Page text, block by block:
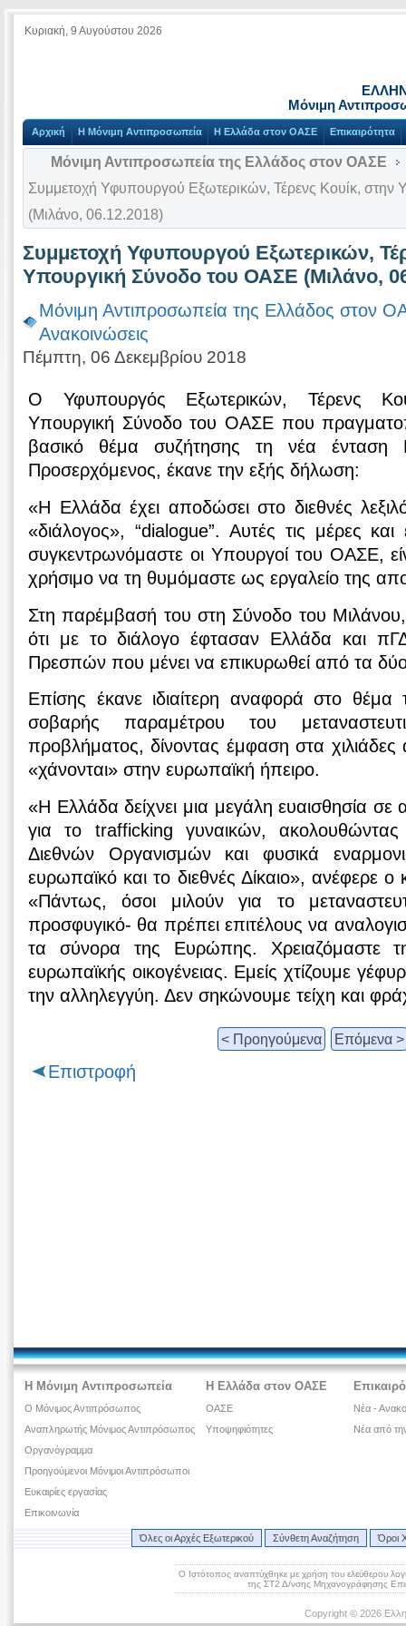
Κυριακή, 9 Αυγούστου 2026
Μόνιμη
Αρχική Η Μόνιμη Αντιπροσωπεία Η Ελλάδα στον ΟΑΣΕ Επικαιρότητα
Μόνιμη Αντιπροσωπεία της Ελλάδος στον ΟΑΣΕ
Συμμετοχή Υφυπουργού Εξωτερικών, Τέρενς Κουίκ,
(Μιλάνο, 06.12.2018)
Συμμετοχή Υφυπουργού Εξωτερικών,
Υπουργική Σύνοδο του ΟΑΣΕ (Μιλάνο,
Μόνιμη Αντιπροσωπεία της Ελλάδος στον
Ανακοινώσεις
Πέμπτη, 06 Δεκεμβρίου 2018
Ο Υφυπουργός Εξωτερικών, Τέρενς
Υπουργική Σύνοδο του ΟΑΣΕ που
βασικό θέμα συζήτησης τη νέα ένταση
Προσερχόμενος, έκανε την εξής δήλωση:
«Η Ελλάδα έχει αποδώσει στο διεθνές
«διάλογος», “dialogue”. Αυτές τις μέρες
συγκεντρωνόμαστε οι Υπουργοί του ΟΑΣΕ,
χρήσιμο να τη θυμόμαστε ως εργαλείο της
Στη παρέμβασή του στη Σύνοδο του
ότι με το διάλογο έφτασαν Ελλάδα και
Πρεσπών που μένει να επικυρωθεί από τα
Επίσης έκανε ιδιαίτερη αναφορά στο
σοβαρής παραμέτρου του
προβλήματος, δίνοντας έμφαση στα
«χάνονται» στην ευρωπαϊκή ήπειρο.
«Η Ελλάδα δείχνει μια μεγάλη ευαισθησία
για το trafficking γυναικών, ακολουθώντας
Διεθνών Οργανισμών και φυσικά
ευρωπαϊκό και το διεθνές Δίκαιο», ανέφερε
«Πάντως, όσοι μιλούν για το
προσφυγικό- θα πρέπει επιτέλους να
τα σύνορα της Ευρώπης. Χρειαζόμαστε
ευρωπαϊκής οικογένειας. Εμείς χτίζουμε
την αλληλεγγύη. Δεν σηκώνουμε τείχη και
< Προηγούμενα Επόμενα >
Επιστροφή
Η Μόνιμη Αντιπροσωπεία
Ο Μόνιμος Αντιπρόσωπος
Αναπληρωτής Μόνιμος Αντιπρόσωπος
Οργανόγραμμα
Προηγούμενοι Μόνιμοι Αντιπρόσωποι
Ευκαιρίες εργασίας
Επικοινωνία
Η Ελλάδα στον ΟΑΣΕ
ΟΑΣΕ
Υποψηφιότητες
Νέα -
Νέα από
Όλες οι Αρχές Εξωτερικού Σύνθετη Αναζήτηση Όροι
Ο Ιστότοπος αναπτύχθηκε με χρήση του ελεύθερου
της ΣΤ2 Δ/νσης Μηχανογράφησης
Copyright © 2026